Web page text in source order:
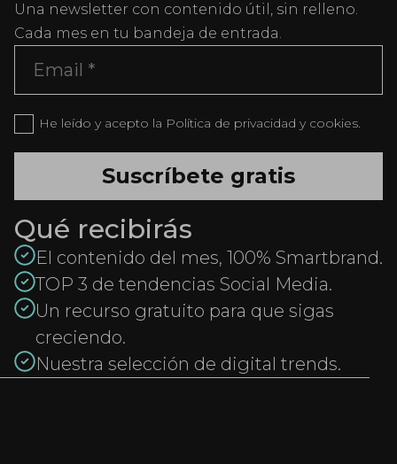
Una newsletter con contenido útil, sin relleno.
Cada mes en tu bandeja de entrada.
He leído y acepto la Política de privacidad y cookies.
Qué recibirás
El contenido del mes, 100% Smartbrand.
TOP 3 de tendencias Social Media.
Un recurso gratuito para que sigas
creciendo.
Nuestra selección de digital trends.